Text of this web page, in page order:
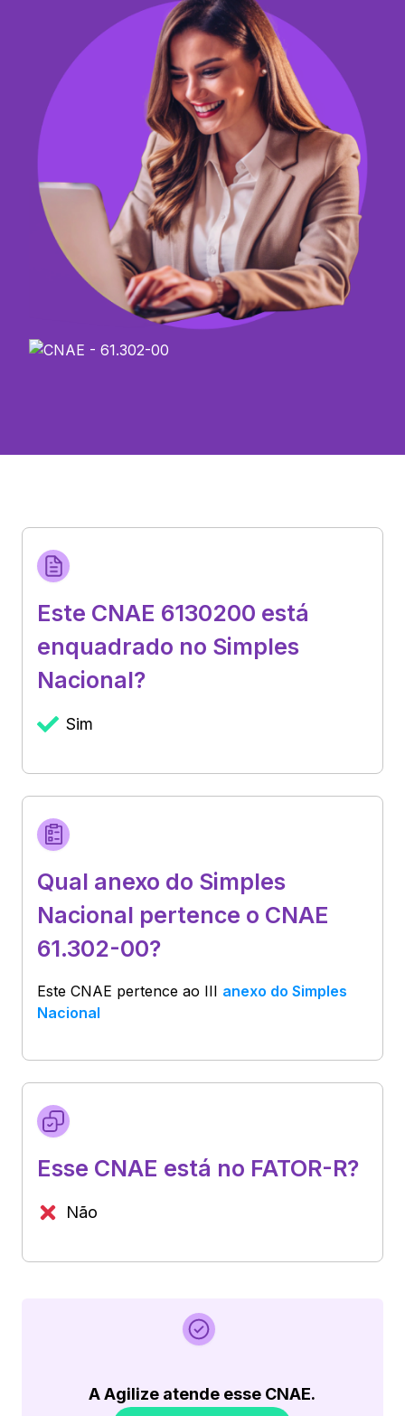
Este CNAE 6130200 está
enquadrado no Simples
Nacional?
Sim
Qual anexo do Simples
Nacional pertence o CNAE
61.302-00?
Este CNAE pertence ao III anexo do Simples
Nacional
Esse CNAE está no FATOR-R?
Não
A Agilize atende esse CNAE.